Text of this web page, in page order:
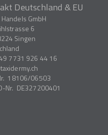
Deutschland & EU
GmbH
6
Singen
7731 926 44 16
taxidermy.ch
18106/06503
Nr. DE327200401